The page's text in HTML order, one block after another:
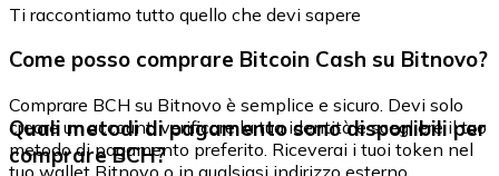
Ti raccontiamo tutto quello che devi sapere
Come posso comprare Bitcoin Cash su Bitnovo?
Comprare BCH su Bitnovo è semplice e sicuro. Devi solo
creare un account, verificare la tua identità e scegliere il tuo
metodo di pagamento preferito. Riceverai i tuoi token nel
tuo wallet Bitnovo o in qualsiasi indirizzo esterno
Quali metodi di pagamento sono disponibili per
comprare BCH?